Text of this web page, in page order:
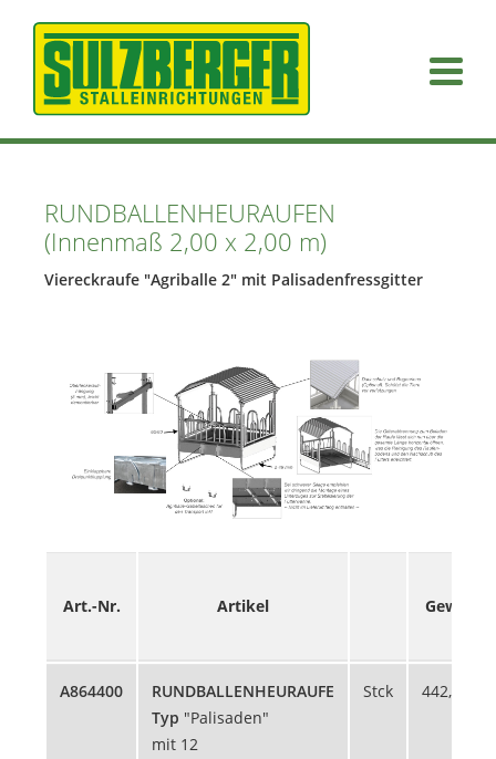
RUNDBALLENHEURAUFEN
(Innenmaß 2,00 x 2,00 m)
Viereckraufe "Agriballe 2" mit Palisadenfressgitter
Art.-Nr. Artikel Gewicht
A864400
RUNDBALLENHEURAUFE
Typ "Palisaden"
mit 12
Stck 442,63 kg